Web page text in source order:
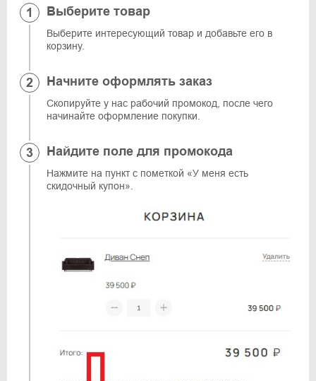
Выберите товар
Выберите интересующий товар и добавьте его в
корзину.
Начните оформлять заказ
Скопируйте у нас рабочий промокод, после чего
начинайте оформление покупки.
Найдите поле для промокода
Нажмите на пункт с пометкой «У меня есть
скидочный купон».